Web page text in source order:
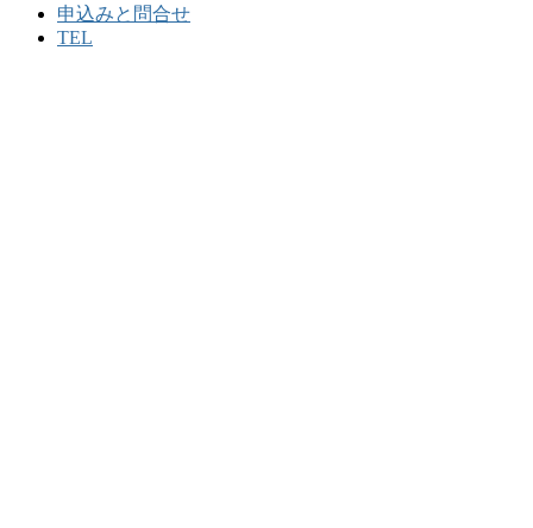
申込みと問合せ
TEL